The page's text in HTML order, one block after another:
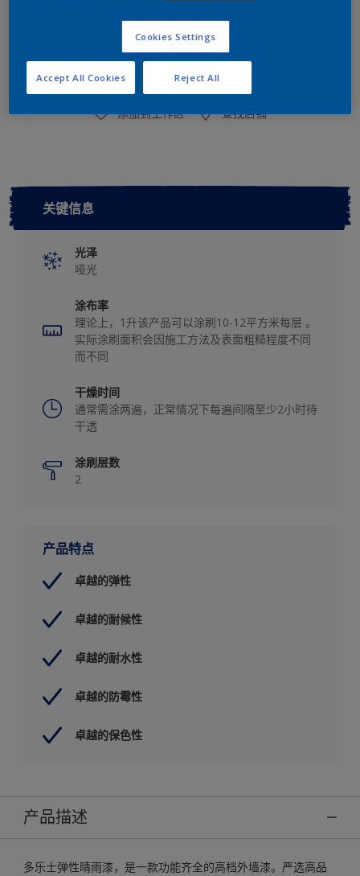
涂刷计算
计算
添加到工作区 查找店铺
关键信息
光泽
哑光
涂布率
理论上，1升该产品可以涂刷10-12平方米每层 。
实际涂刷面积会因施工方法及表面粗糙程度不同
而不同
干燥时间
通常需涂两遍，正常情况下每遍间隔至少2小时待
干透
涂刷层数
2
产品特点
卓越的弹性
卓越的耐候性
卓越的耐水性
卓越的防霉性
卓越的保色性
产品描述
多乐士弹性晴雨漆，是一款功能齐全的高档外墙漆。严选高品
Cookies Settings
Reject All
Accept All Cookies